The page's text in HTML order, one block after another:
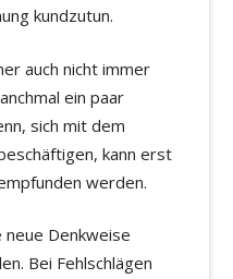
kundzutun.
auch nicht immer
ein paar
sich mit dem
kann erst
werden.
Denkweise
Bei Fehlschlägen